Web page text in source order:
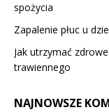
spożycia
Zapalenie płuc u
Jak utrzymać
trawiennego
NAJNOWSZE